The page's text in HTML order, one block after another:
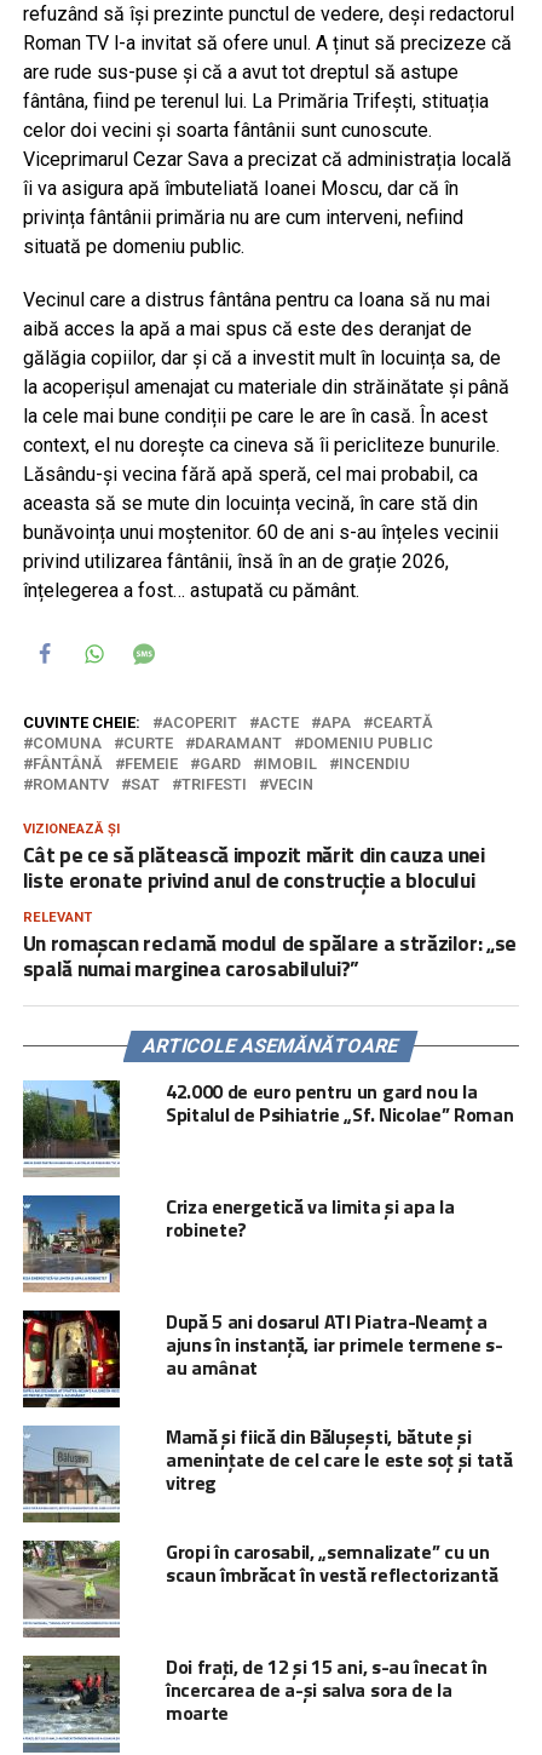
refuzând să își prezinte punctul de vedere, deși redactorul
Roman TV l-a invitat să ofere unul. A ținut să precizeze că
are rude sus-puse și că a avut tot dreptul să astupe
fântâna, fiind pe terenul lui. La Primăria Trifești, stituația
celor doi vecini și soarta fântânii sunt cunoscute.
Viceprimarul Cezar Sava a precizat că administrația locală
îi va asigura apă îmbuteliată Ioanei Moscu, dar că în
privința fântânii primăria nu are cum interveni, nefiind
situată pe domeniu public.
Vecinul care a distrus fântâna pentru ca Ioana să nu mai
aibă acces la apă a mai spus că este des deranjat de
gălăgia copiilor, dar și că a investit mult în locuința sa, de
la acoperișul amenajat cu materiale din străinătate și până
la cele mai bune condiții pe care le are în casă. În acest
context, el nu dorește ca cineva să îi pericliteze bunurile.
Lăsându-și vecina fără apă speră, cel mai probabil, ca
aceasta să se mute din locuința vecină, în care stă din
bunăvoința unui moștenitor. 60 de ani s-au înțeles vecinii
privind utilizarea fântânii, însă în an de grație 2026,
înțelegerea a fost… astupată cu pământ.
CUVINTE CHEIE: ACOPERIT ACTE APA
CEARTĂ
COMUNA
CURTE DARAMANT
DOMENIU PUBLIC
FÂNTÂNĂ
FEMEIE GARD IMOBIL
INCENDIU
ROMANTV
SAT TRIFESTI VECIN
VIZIONEAZĂ ȘI
Cât pe ce să plătească impozit mărit din cauza unei
liste eronate privind anul de construcție a blocului
RELEVANT
Un romașcan reclamă modul de spălare a străzilor: „se
spală numai marginea carosabilului?”
ARTICOLE ASEMĂNĂTOARE
42.000 de euro pentru un gard nou la
Spitalul de Psihiatrie „Sf. Nicolae” Roman
Criza energetică va limita și apa la
robinete?
După 5 ani dosarul ATI Piatra-Neamț a
ajuns în instanță, iar primele termene s-
au amânat
Mamă și fiică din Bălușești, bătute și
amenințate de cel care le este soț și tată
vitreg
Gropi în carosabil, „semnalizate” cu un
scaun îmbrăcat în vestă reflectorizantă
Doi frați, de 12 și 15 ani, s-au înecat în
încercarea de a-și salva sora de la
moarte